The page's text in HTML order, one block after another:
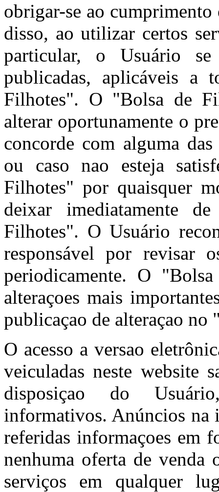
obrigar-se ao cumprimento
disso, ao utilizar certos
particular, o Usuário
publicadas, aplicáveis a
Filhotes". O "Bolsa de
alterar oportunamente o
concorde com alguma
ou caso nao esteja
Filhotes" por quaisquer
deixar imediatamente
Filhotes". O Usuário
responsável por revisar
periodicamente. O
alteraçoes mais
publicaçao de alteraçao
O acesso a versao
veiculadas neste website
disposiçao do
informativos. Anúncios na
referidas informaçoes em
nenhuma oferta de venda
serviços em qualquer